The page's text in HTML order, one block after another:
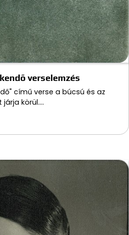
verselemzés
című verse a búcsú és az
körül.…